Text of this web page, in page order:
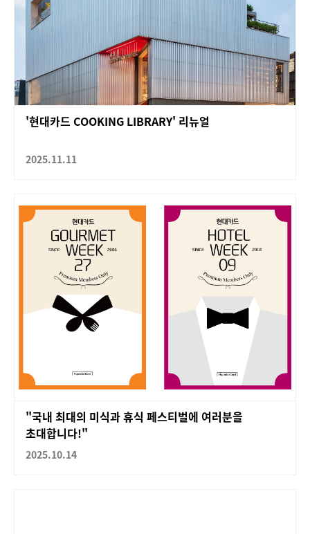
'현대카드 COOKING LIBRARY' 리뉴얼
2025.11.11
"국내 최대의 미식과 휴식 페스티벌에 여러분을
초대합니다!"
2025.10.14